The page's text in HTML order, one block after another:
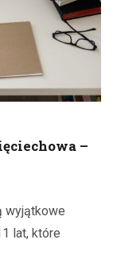
–
wyjątkowe
lat, które